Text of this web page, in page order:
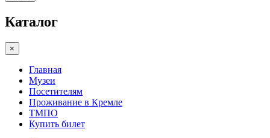
Каталог
×
Главная
Музеи
Посетителям
Проживание в Кремле
ТМПО
Купить билет